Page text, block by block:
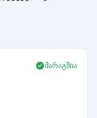
მარაგშია